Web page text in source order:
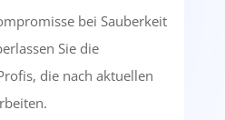
bei Sauberkeit
Sie die
die nach aktuellen